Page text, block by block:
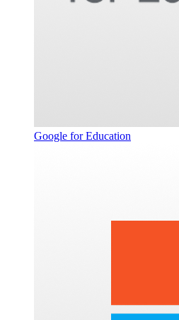
Google for Education